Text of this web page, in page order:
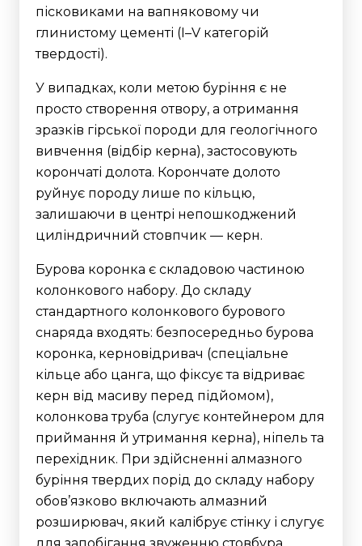
пісковиками на вапняковому чи
глинистому цементі (I–V категорій
твердості).
У випадках, коли метою буріння є не
просто створення отвору, а отримання
зразків гірської породи для геологічного
вивчення (відбір керна), застосовують
корончаті долота. Корончате долото
руйнує породу лише по кільцю,
залишаючи в центрі непошкоджений
циліндричний стовпчик — керн.
Бурова коронка є складовою частиною
колонкового набору. До складу
стандартного колонкового бурового
снаряда входять: безпосередньо бурова
коронка, керновідривач (спеціальне
кільце або цанга, що фіксує та відриває
керн від масиву перед підйомом),
колонкова труба (слугує контейнером для
приймання й утримання керна), ніпель та
перехідник. При здійсненні алмазного
буріння твердих порід до складу набору
обов’язково включають алмазний
розширювач, який калібрує стінку і слугує